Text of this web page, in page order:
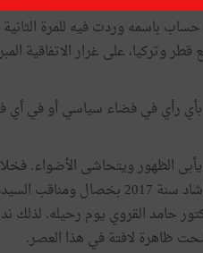
باسمه وردت فيه للمرة
وتركيا، على غرار الاتفاقية
بأي رأي في فضاء سياسي أو في
الظهور ويتحاشى الأضواء.
الأخيرة لم يكتب إلا في ثلاث مرات وذلك بطلب من
حامد القروي يوم رحيله. لذلك
ظاهرة لافتة في هذا العصر.